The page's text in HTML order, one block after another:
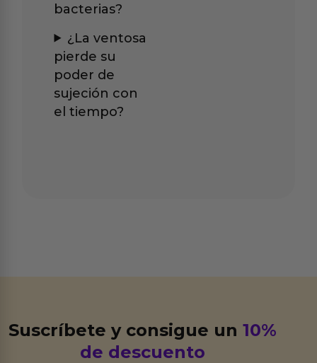
bacterias?
¿La ventosa
pierde su
poder de
sujeción con
el tiempo?
Suscríbete y consigue un10%
de descuento